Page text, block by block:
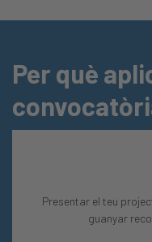
Per què
Presentar el teu
guanyar